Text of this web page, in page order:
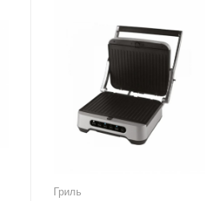
Гриль